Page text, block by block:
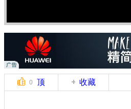
0 顶 收藏